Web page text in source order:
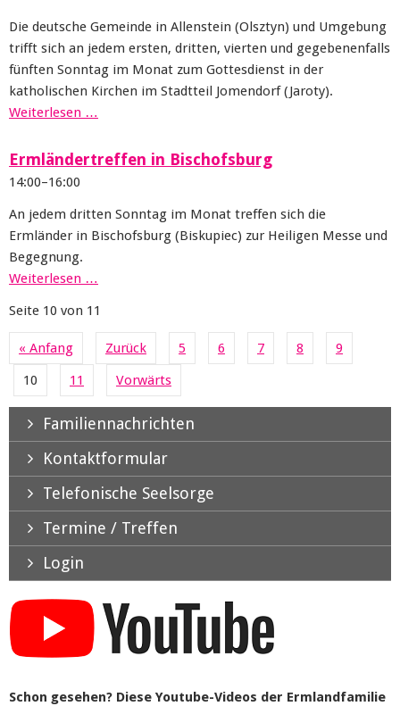
Die deutsche Gemeinde in Allenstein (Olsztyn) und Umgebung
trifft sich an jedem ersten, dritten, vierten und gegebenenfalls
fünften Sonntag im Monat zum Gottesdienst in der
katholischen Kirchen im Stadtteil Jomendorf (Jaroty).
Weiterlesen …
Ermländertreffen in Bischofsburg
14:00–16:00
An jedem dritten Sonntag im Monat treffen sich die
Ermländer in Bischofsburg (Biskupiec) zur Heiligen Messe und
Begegnung.
Weiterlesen …
Seite 10 von 11
« Anfang Zurück 5 6 7 8
9
10
11 Vorwärts
Familiennachrichten
Kontaktformular
Telefonische Seelsorge
Termine / Treffen
Login
Schon gesehen? Diese Youtube-Videos der Ermlandfamilie